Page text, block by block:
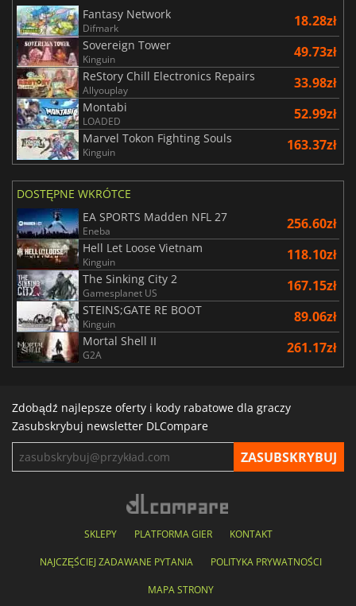
Fantasy Network
Difmark 18.28zł
Sovereign Tower
Kinguin 49.73zł
ReStory Chill Electronics Repairs
Allyouplay 33.98zł
Montabi
LOADED 52.99zł
Marvel Tokon Fighting Souls
Kinguin 163.37zł
DOSTĘPNE WKRÓTCE
EA SPORTS Madden NFL 27
Eneba 256.60zł
Hell Let Loose Vietnam
Kinguin 118.10zł
The Sinking City 2
Gamesplanet US 167.15zł
STEINS;GATE RE BOOT
Kinguin 89.06zł
Mortal Shell II
G2A 261.17zł
Zdobądź najlepsze oferty i kody rabatowe dla graczy
Zasubskrybuj newsletter DLCompare
SKLEPY PLATFORMA GIER KONTAKT
NAJCZĘŚCIEJ ZADAWANE PYTANIA POLITYKA PRYWATNOŚCI
MAPA STRONY